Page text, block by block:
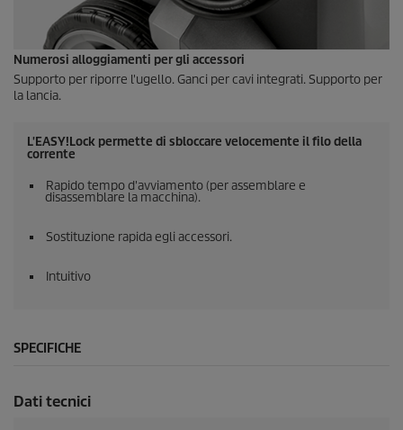
Numerosi alloggiamenti per gli accessori
Supporto per riporre l'ugello. Ganci per cavi integrati. Supporto per
la lancia.
L'EASY!Lock permette di sbloccare velocemente il filo della
corrente
Rapido tempo d'avviamento (per assemblare e
disassemblare la macchina).
Sostituzione rapida egli accessori.
Intuitivo
SPECIFICHE
Dati tecnici